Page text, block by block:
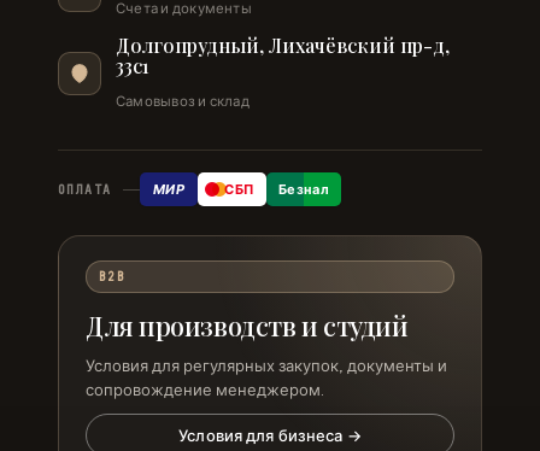
Счета и документы
Долгопрудный, Лихачёвский пр-д,
33с1
Самовывоз и склад
ОПЛАТА МИР СБП Безнал
B2B
Для производств и студий
Условия для регулярных закупок, документы и
сопровождение менеджером.
Условия для бизнеса →